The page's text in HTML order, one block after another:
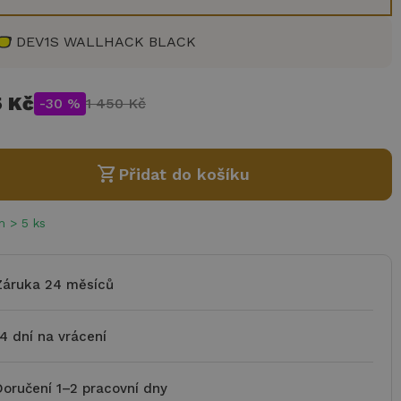
DEV1S WALLHACK BLACK
Kč -30 % 1 450 Kč
shopping_cart Přidat do košíku
> 5 ks
24 měsíců
dní na vrácení
1–2 pracovní dny